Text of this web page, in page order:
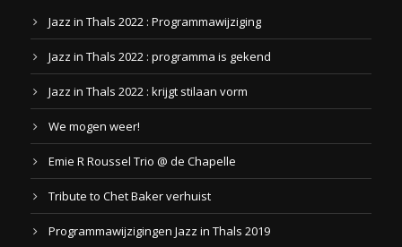
Jazz in Thals 2022 : Programmawijziging
Jazz in Thals 2022 : programma is gekend
Jazz in Thals 2022 : krijgt stilaan vorm
We mogen weer!
Emie R Roussel Trio @ de Chapelle
Tribute to Chet Baker verhuist
Programmawijzigingen Jazz in Thals 2019